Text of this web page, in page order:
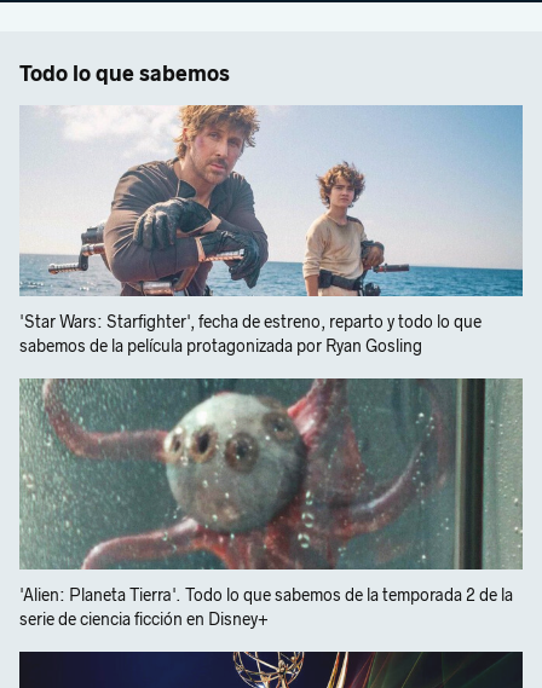
Todo lo que sabemos
'Star Wars: Starfighter', fecha de estreno, reparto y todo lo que
sabemos de la película protagonizada por Ryan Gosling
'Alien: Planeta Tierra'. Todo lo que sabemos de la temporada 2 de la
serie de ciencia ficción en Disney+